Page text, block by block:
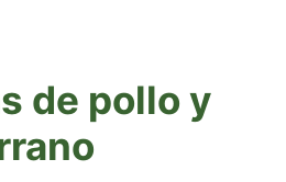
de pollo y